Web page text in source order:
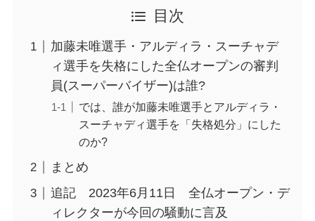
目次
加藤未唯選手・アルディラ・スーチャデ
ィ選手を失格にした全仏オープンの審判
員(スーパーバイザー)は誰?
では、誰が加藤未唯選手とアルディラ・
スーチャディ選手を「失格処分」にした
のか?
まとめ
追記 2023年6月11日 全仏オープン・デ
ィレクターが今回の騒動に言及